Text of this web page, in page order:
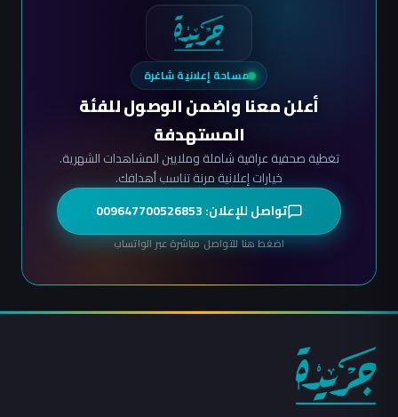
مساحة إعلانية شاغرة
أعلن معنا واضمن الوصول للفئة
المستهدفة
تغطية صحفية عراقية شاملة وملايين المشاهدات الشهرية.
خيارات إعلانية مرنة تناسب أهدافك.
تواصل للإعلان: 009647700526853
اضغط هنا للتواصل مباشرة عبر الواتساب